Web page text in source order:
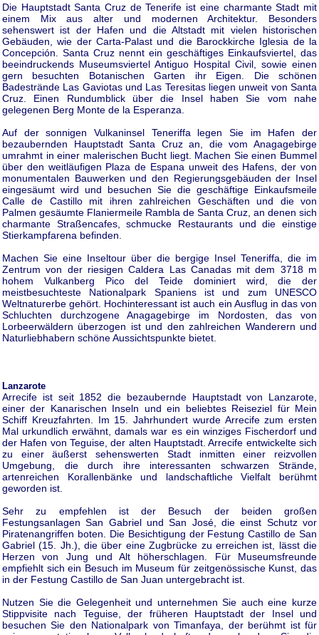
Die Hauptstadt Santa Cruz de Tenerife ist eine charmante Stadt mit
einem Mix aus alter und modernen Architektur. Besonders
sehenswert ist der Hafen und die Altstadt mit vielen historischen
Gebäuden, wie der Carta-Palast und die Barockkirche Iglesia de la
Concepción. Santa Cruz nennt ein geschäftiges Einkaufsviertel, das
beeindruckends Museumsviertel Antiguo Hospital Civil, sowie einen
gern besuchten Botanischen Garten ihr Eigen. Die schönen
Badestrände Las Gaviotas und Las Teresitas liegen unweit von Santa
Cruz. Einen Rundumblick über die Insel haben Sie vom nahe
gelegenen Berg Monte de la Esperanza.
Auf der sonnigen Vulkaninsel Teneriffa legen Sie im Hafen der
bezaubernden Hauptstadt Santa Cruz an, die vom Anagagebirge
umrahmt in einer malerischen Bucht liegt. Machen Sie einen Bummel
über den weitläufigen Plaza de Espana unweit des Hafens, der von
monumentalen Bauwerken und den Regierungsgebäuden der Insel
eingesäumt wird und besuchen Sie die geschäftige Einkaufsmeile
Calle de Castillo mit ihren zahlreichen Geschäften und die von
Palmen gesäumte Flaniermeile Rambla de Santa Cruz, an denen sich
charmante Straßencafes, schmucke Restaurants und die einstige
Stierkampfarena befinden.
Machen Sie eine Inseltour über die bergige Insel Teneriffa, die im
Zentrum von der riesigen Caldera Las Canadas mit dem 3718 m
hohem Vulkanberg Pico del Teide dominiert wird, die der
meistbesuchteste Nationalpark Spaniens ist und zum UNESCO
Weltnaturerbe gehört. Hochinteressant ist auch ein Ausflug in das von
Schluchten durchzogene Anagagebirge im Nordosten, das von
Lorbeerwäldern überzogen ist und den zahlreichen Wanderern und
Naturliebhabern schöne Aussichtspunkte bietet.
Lanzarote
Arrecife ist seit 1852 die bezaubernde Hauptstadt von Lanzarote,
einer der Kanarischen Inseln und ein beliebtes Reiseziel für Mein
Schiff Kreuzfahrten. Im 15. Jahrhundert wurde Arrecife zum ersten
Mal urkundlich erwähnt, damals war es ein winziges Fischerdorf und
der Hafen von Teguise, der alten Hauptstadt. Arrecife entwickelte sich
zu einer äußerst sehenswerten Stadt inmitten einer reizvollen
Umgebung, die durch ihre interessanten schwarzen Strände,
artenreichen Korallenbänke und landschaftliche Vielfalt berühmt
geworden ist.
Sehr zu empfehlen ist der Besuch der beiden großen
Festungsanlagen San Gabriel und San José, die einst Schutz vor
Piratenangriffen boten. Die Besichtigung der Festung Castillo de San
Gabriel (15. Jh.), die über eine Zugbrücke zu erreichen ist, lässt die
Herzen von Jung und Alt höherschlagen. Für Museumsfreunde
empfiehlt sich ein Besuch im Museum für zeitgenössische Kunst, das
in der Festung Castillo de San Juan untergebracht ist.
Nutzen Sie die Gelegenheit und unternehmen Sie auch eine kurze
Stippvisite nach Teguise, der früheren Hauptstadt der Insel und
besuchen Sie den Nationalpark von Timanfaya, der berühmt ist für